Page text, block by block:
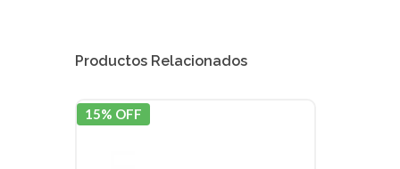
Productos Relacionados
15% OFF